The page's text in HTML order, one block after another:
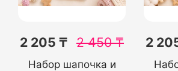
2 205 ₸ 2 450₸
Набор шапочка и
2